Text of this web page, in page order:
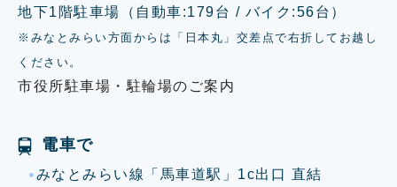
地下1階駐車場（自動車:179台 / バイク:56台）
※みなとみらい方面からは「日本丸」交差点で右折してお越し
ください。
市役所駐車場・駐輪場のご案内
電車で
みなとみらい線「馬車道駅」1c出口 直結